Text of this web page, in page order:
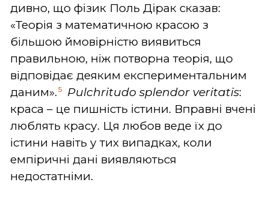
дивно, що фізик Поль Дірак сказав:
«Теорія з математичною красою з
більшою ймовірністю виявиться
правильною, ніж потворна теорія, що
відповідає деяким експериментальним
даним». 5 Pulchritudo splendor veritatis:
краса – це пишність істини. Вправні вчені
люблять красу. Ця любов веде їх до
істини навіть у тих випадках, коли
емпіричні дані виявляються
недостатніми.